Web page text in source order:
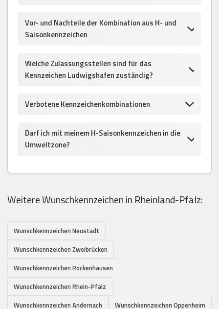
Vor- und Nachteile der Kombination aus H- und
Saisonkennzeichen
Welche Zulassungsstellen sind für das
Kennzeichen Ludwigshafen zuständig?
Verbotene Kennzeichenkombinationen
Darf ich mit meinem H-Saisonkennzeichen in die
Umweltzone?
Weitere Wunschkennzeichen in Rheinland-Pfalz:
Wunschkennzeichen Neustadt
Wunschkennzeichen Zweibrücken
Wunschkennzeichen Rockenhausen
Wunschkennzeichen Rhein-Pfalz
Wunschkennzeichen Andernach
Wunschkennzeichen Oppenheim